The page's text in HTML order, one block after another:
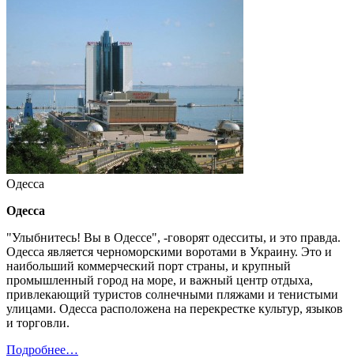
Одесса
Одесса
"Улыбнитесь! Вы в Одессе", -говорят одесситы, и это правда.
Одесса является черноморскими воротами в Украину. Это и
наибольший коммерческий порт страны, и крупный
промышленный город на море, и важный центр отдыха,
привлекающий туристов солнечными пляжами и тенистыми
улицами. Одесса расположена на перекрестке культур, языков
и торговли.
Подробнее…